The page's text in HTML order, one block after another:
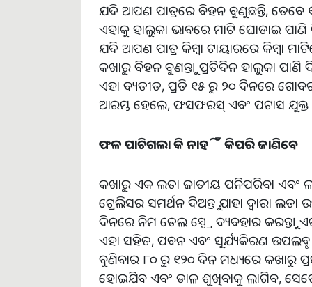
ଯଦି ଆପଣ ପାତ୍ରରେ ବିହନ ବୁଣୁଛନ୍ତି, ତେବେ
ଏହାକୁ ହାଲୁକା ଭାବରେ ମାଟି ଘୋଡାଇ
ଯଦି ଆପଣ ପାତ୍ର କିମ୍ବା ଟାୟାରରେ କିମ୍ବା
କଖାରୁ ବିହନ ବୁଣନ୍ତୁ। ପ୍ରତିଦିନ ହାଲୁକା ପାଣି
ଏହା ବ୍ୟତୀତ, ପ୍ରତି ୧୫ ରୁ ୨୦ ଦିନରେ
ଆରମ୍ଭ ହେଲେ, ଫସଫରସ୍ ଏବଂ ପଟାସ ଯୁକ୍ତ
ଫଳ ପାଚିଗଲା କି ନାହିଁ କିପରି ଜାଣିବେ
କଖାରୁ ଏକ ଲତା ଜାତୀୟ ପନିପରିବା ଏବଂ
ଟ୍ରେଲିସର ସମର୍ଥନ ଦିଅନ୍ତୁ ଯାହା ଦ୍ଵାରା
ଦିନରେ ନିମ ତେଲ ସ୍ପ୍ରେ ବ୍ୟବହାର କରନ୍ତୁ।
ଏହା ସହିତ, ପବନ ଏବଂ ସୂର୍ଯ୍ୟକିରଣ ଉପଲବ୍ଧ
ବୁଣିବାର ୮୦ ରୁ ୧୨୦ ଦିନ ମଧ୍ୟରେ କଖାରୁ
ହୋଇଯିବ ଏବଂ ଡାଳ ଶୁଖିବାକୁ ଲାଗିବ,